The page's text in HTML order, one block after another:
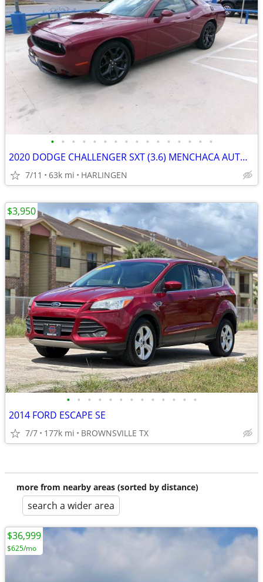
• • • • • • • • • • • • • • • •
2020 DODGE CHALLENGER SXT (3.6) MENCHACA AUTO SALES
7/11 63k mi HARLINGEN
• • • • • • • • • • • • •
2014 FORD ESCAPE SE
7/7 177k mi BROWNSVILLE TX
$3,950
more from nearby areas (sorted by distance)
search a wider area
$36,999
$625/mo